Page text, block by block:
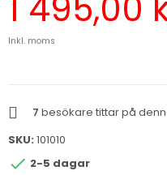
Inkl. moms
7 besökare tittar på
SKU: 101010
 2-5 dagar